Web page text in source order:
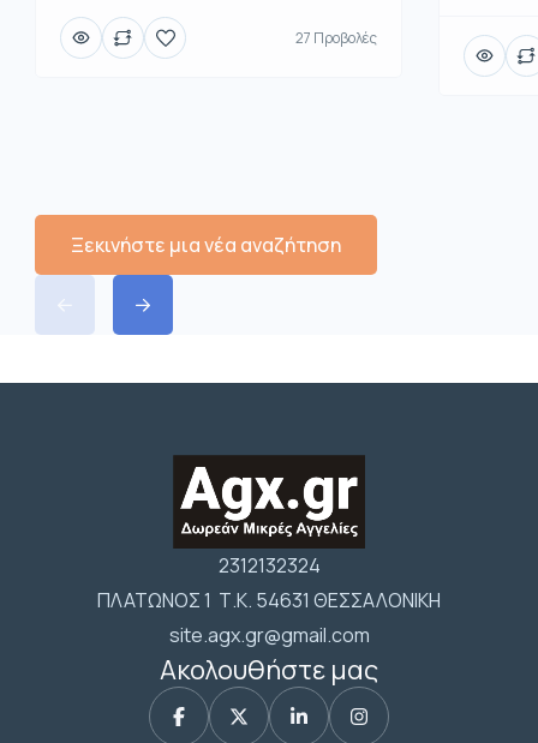
27 Προβολές
Ξεκινήστε μια νέα αναζήτηση
2312132324
ΠΛΑΤΩΝΟΣ 1 Τ.Κ. 54631 ΘΕΣΣΑΛΟΝΙΚΗ
site.agx.gr@gmail.com
Ακολουθήστε μας